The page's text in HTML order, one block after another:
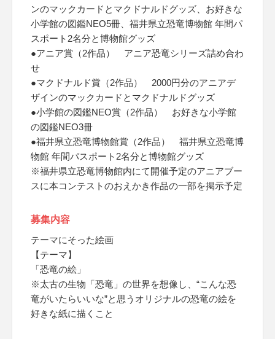
ンのマックカードとマクドナルドグッズ、お好きな
小学館の図鑑NEO5冊、福井県立恐竜博物館 年間パ
スポート2名分と博物館グッズ
●アニア賞（2作品） アニア恐竜シリーズ詰め合わ
せ
●マクドナルド賞（2作品） 2000円分のアニアデ
ザインのマックカードとマクドナルドグッズ
●小学館の図鑑NEO賞（2作品） お好きな小学館
の図鑑NEO3冊
●福井県立恐竜博物館賞（2作品） 福井県立恐竜博
物館 年間パスポート2名分と博物館グッズ
※福井県立恐竜博物館内にて開催予定のアニアブー
スに本コンテストのおえかき作品の一部を掲示予定
募集内容
テーマにそった絵画
【テーマ】
「恐竜の絵」
※太古の生物「恐竜」の世界を想像し、“こんな恐
竜がいたらいいな”と思うオリジナルの恐竜の絵を
好きな紙に描くこと